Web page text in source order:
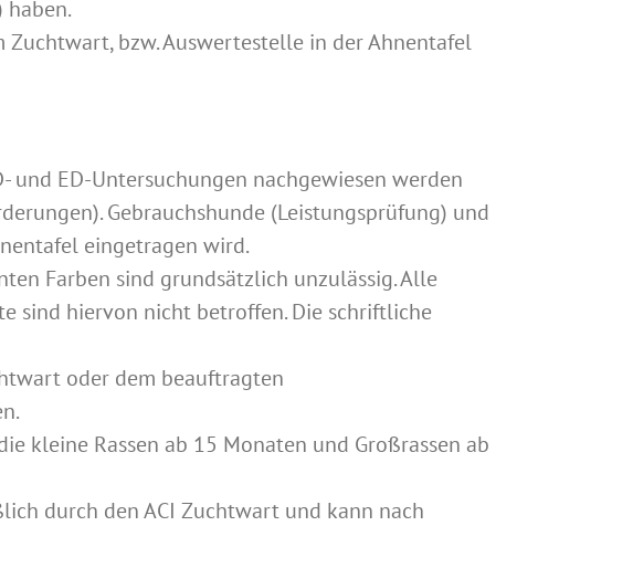
bzw. Auswertestelle in der Ahnentafel
und ED-Untersuchungen nachgewiesen werden
Gebrauchshunde (Leistungsprüfung) und
eingetragen wird.
Farben sind grundsätzlich unzulässig. Alle
sind hiervon nicht betroffen. Die schriftliche
oder dem beauftragten
kleine Rassen ab 15 Monaten und Großrassen ab
durch den ACI Zuchtwart und kann nach